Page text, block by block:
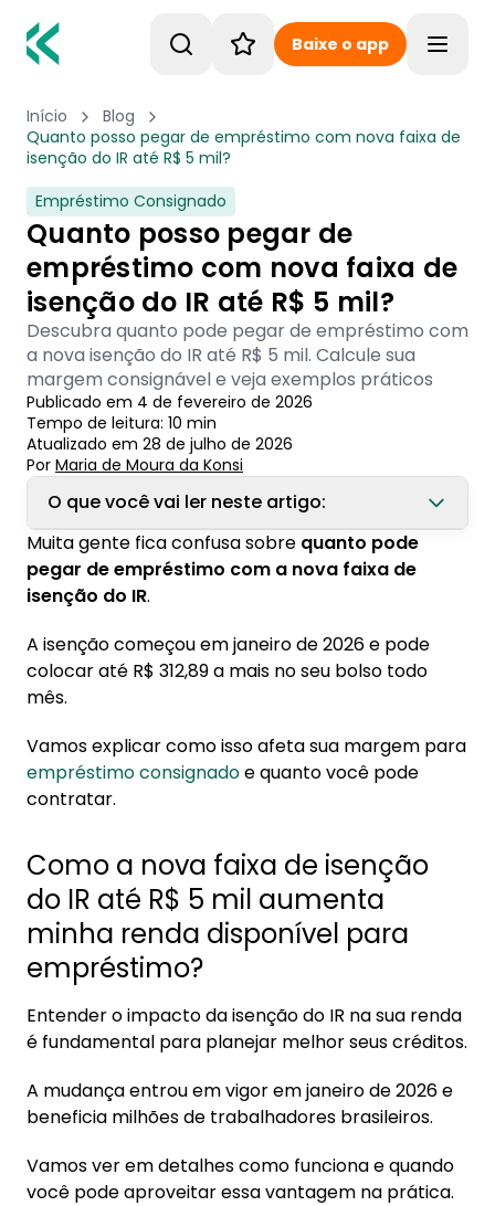
Baixe o app
Início
Blog
Quanto posso pegar de empréstimo com nova faixa de
isenção do IR até R$ 5 mil?
Empréstimo Consignado
Quanto posso pegar de
empréstimo com nova faixa de
isenção do IR até R$ 5 mil?
Descubra quanto pode pegar de empréstimo com
a nova isenção do IR até R$ 5 mil. Calcule sua
margem consignável e veja exemplos práticos
Publicado em 4 de fevereiro de 2026
Tempo de leitura: 10 min
Atualizado em 28 de julho de 2026
Por Maria de Moura da Konsi
O que você vai ler neste artigo:
1. Como a nova faixa de isenção do IR até R$ 5
mil aumenta minha renda disponível para
empréstimo?
1.1. Quanto sobra no bolso com a isenção:
economia mensal de até R$ 312,89
1.2. Como o aumento da renda líquida
impacta a margem consignável
1.3. Isenção vale desde janeiro de 2026:
quando posso usar na prática?
consignado com salário de R$ 5 mil em 2026?
2.1. Cálculo da margem consignável: 35% do
salário líquido (R$ 1.750)
2.2. Diferença entre renda bruta e renda
líquida para calcular o limite
2.3. Veja quanto você pode pegar em
consignado após desconto do IRPF
3. Minha margem de empréstimo aumentou
com a isenção do IR? Como saber o valor
3.1. Para trabalhadores CLT: consulta pela
Muita gente fica confusa sobre quanto pode
pegar de empréstimo com a nova faixa de
isenção do IR.
A isenção começou em janeiro de 2026 e pode
colocar até R$ 312,89 a mais no seu bolso todo
mês.
Vamos explicar como isso afeta sua margem para
empréstimo consignadoe quanto você pode
contratar.
Como a nova faixa de isenção
do IR até R$ 5 mil aumenta
minha renda disponível para
empréstimo?
Entender o impacto da isenção do IR na sua renda
é fundamental para planejar melhor seus créditos.
A mudança entrou em vigor em janeiro de 2026 e
beneficia milhões de trabalhadores brasileiros.
Vamos ver em detalhes como funciona e quando
você pode aproveitar essa vantagem na prática.